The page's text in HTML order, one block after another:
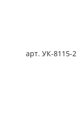
арт. УК-8115-2